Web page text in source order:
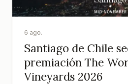
6 ago.
Santiago de Chile
premiación The
Vineyards 2026